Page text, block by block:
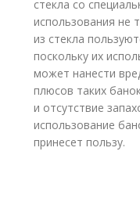
стекла со
использования не
из стекла
поскольку их
может нанести
плюсов таких
и отсутствие
использование
принесет пользу.